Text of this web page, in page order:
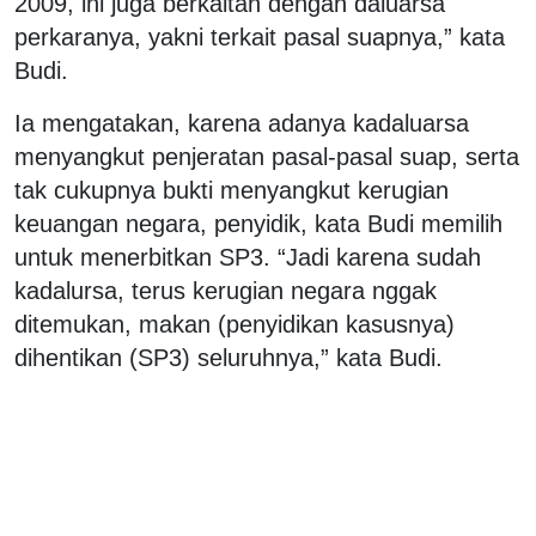
perkaranya, yakni terkait pasal suapnya,” kata
Budi.
Ia mengatakan, karena adanya kadaluarsa
menyangkut penjeratan pasal-pasal suap, serta
tak cukupnya bukti menyangkut kerugian
keuangan negara, penyidik, kata Budi memilih
untuk menerbitkan SP3. “Jadi karena sudah
kadalursa, terus kerugian negara nggak
ditemukan, makan (penyidikan kasusnya)
dihentikan (SP3) seluruhnya,” kata Budi.